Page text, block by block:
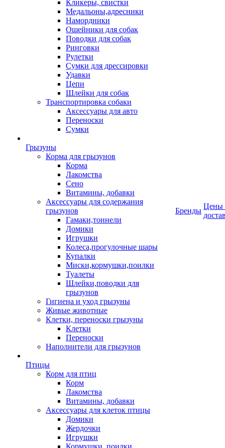
Кликеры, свистки
Медальоны,адресники
Намордники
Ошейники для собак
Поводки для собак
Ринговки
Рулетки
Сумки для дрессировки
Удавки
Цепи
Шлейки для собак
Транспортировка собаки
Аксессуары для авто
Переноски
Сумки
Грызуны
Корма для грызунов
Корма
Лакомства
Сено
Витамины, добавки
Аксессуары для содержания
грызунов
Гамаки,тоннели
Домики
Игрушки
Колеса,прогулочные шары
Купалки
Миски,кормушки,поилки
Туалеты
Шлейки,поводки для
грызунов
Гигиена и уход грызуны
Живые животные
Клетки, переноски грызуны
Клетки
Переноски
Наполнители для грызунов
Птицы
Корм для птиц
Корм
Лакомства
Витамины, добавки
Аксессуары для клеток птицы
Домики
Жердочки
Игрушки
Кормушки, поилки
Бренды
Цены